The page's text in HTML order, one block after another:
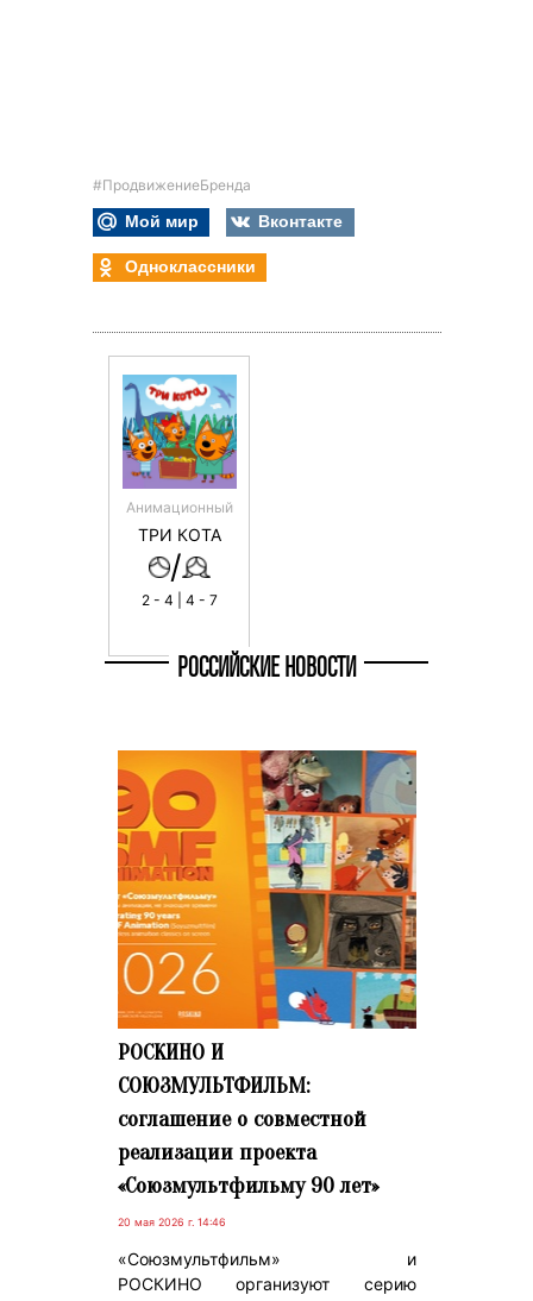
#ПродвижениеБренда
Мой мир
Вконтакте
Одноклассники
Анимационный
ТРИ КОТА
/
2 - 4 | 4 - 7
РОССИЙСКИЕ НОВОСТИ
РОСКИНО И
СОЮЗМУЛЬТФИЛЬМ:
соглашение о совместной
реализации проекта
«Союзмультфильму 90 лет»
20 мая 2026 г. 14:46
«Союзмультфильм» и
РОСКИНО организуют серию